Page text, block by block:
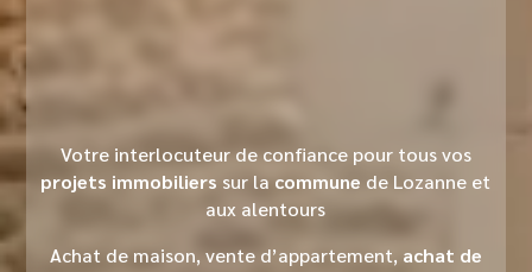
Votre interlocuteur de confiance pour tous vos
projets immobiliers sur la commune de Lozanne et
aux alentours
Achat de maison, vente d’appartement, achat de